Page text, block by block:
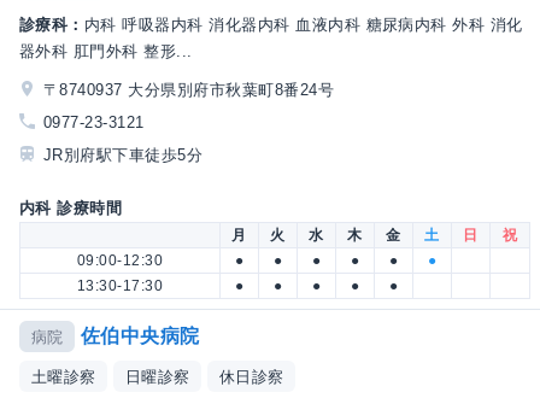
診療科： 内科 呼吸器内科 消化器内科 血液内科 糖尿病内科 外科 消化
器外科 肛門外科 整形...
〒8740937 大分県別府市秋葉町8番24号
0977-23-3121
JR別府駅下車徒歩5分
内科 診療時間
月 火 水 木 金 土 日
祝
09:00-12:30
● ● ● ● ●
●
13:30-17:30
● ● ● ● ●
病院 佐伯中央病院
土曜診察 日曜診察 休日診察